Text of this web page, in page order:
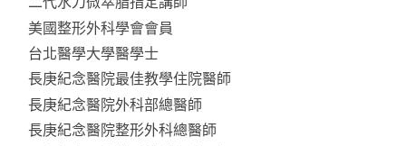
美國整形外科學會會員
台北醫學大學醫學士
長庚紀念醫院最佳教學住院醫師
長庚紀念醫院外科部總醫師
長庚紀念醫院整形外科總醫師